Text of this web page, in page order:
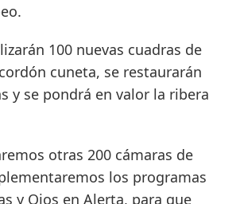
100 nuevas cuadras de
cuneta, se restaurarán
y se pondrá en valor la ribera
otras 200 cámaras de
los programas
y Ojos en Alerta, para que